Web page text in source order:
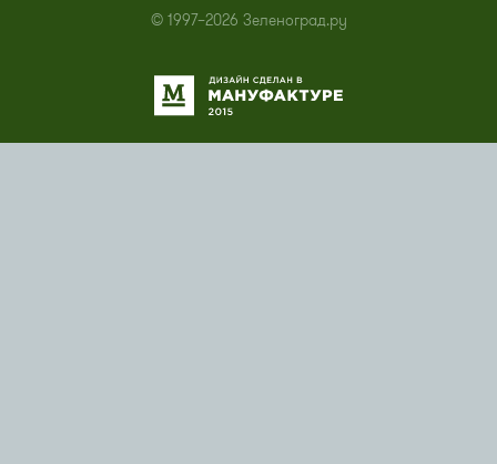
© 1997–2026 Зеленоград.ру